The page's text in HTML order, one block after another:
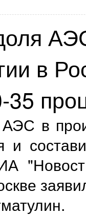
в
35
в
и